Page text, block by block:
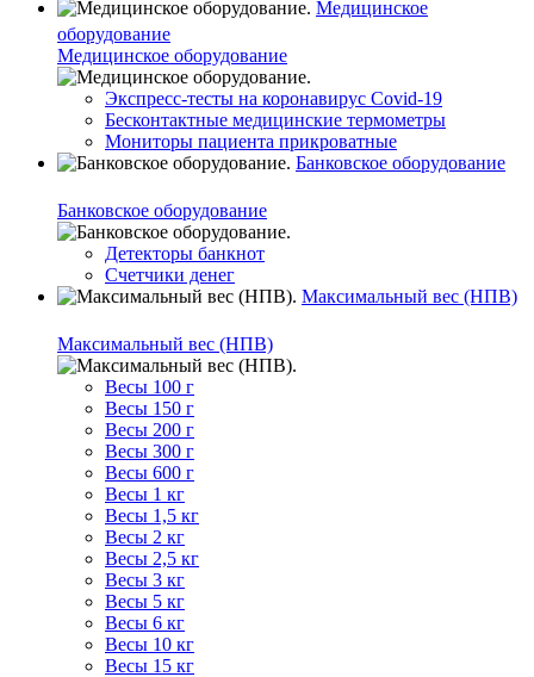
Медицинское
оборудование
Медицинское оборудование
Экспресс-тесты на коронавирус Covid-19
Бесконтактные медицинские термометры
Мониторы пациента прикроватные
Банковское оборудование
Банковское оборудование
Детекторы банкнот
Счетчики денег
Максимальный вес (НПВ)
Максимальный вес (НПВ)
Весы 100 г
Весы 150 г
Весы 200 г
Весы 300 г
Весы 600 г
Весы 1 кг
Весы 1,5 кг
Весы 2 кг
Весы 2,5 кг
Весы 3 кг
Весы 5 кг
Весы 6 кг
Весы 10 кг
Весы 15 кг